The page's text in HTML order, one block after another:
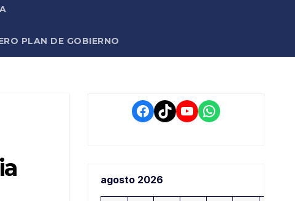
PLAN DE GOBIERNO
Facebook
TikTokYouTube
WhatsApp
agosto 2026